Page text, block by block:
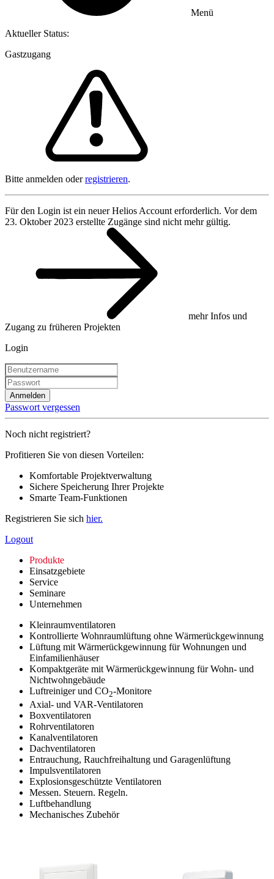
Menü
Aktueller Status:
Gastzugang
Bitte anmelden oderregistrieren.
Für den Login ist ein neuer Helios Account erforderlich. Vor dem
23. Oktober 2023 erstellte Zugänge sind nicht mehr gültig.
mehr Infos und
Zugang zu früheren Projekten
Login
Anmelden
Passwort vergessen
Noch nicht registriert?
Profitieren Sie von diesen Vorteilen:
Komfortable Projektverwaltung
Sichere Speicherung Ihrer Projekte
Smarte Team-Funktionen
Registrieren Sie sich hier.
Logout
Produkte
Einsatzgebiete
Service
Seminare
Unternehmen
Kleinraumventilatoren
Kontrollierte Wohnraumlüftung ohne Wärmerückgewinnung
Lüftung mit Wärmerückgewinnung für Wohnungen und
Einfamilienhäuser
Kompaktgeräte mit Wärmerückgewinnung für Wohn- und
Nichtwohngebäude
Luftreiniger und CO2-Monitore
Axial- und VAR-Ventilatoren
Boxventilatoren
Rohrventilatoren
Kanalventilatoren
Dachventilatoren
Entrauchung, Rauchfreihaltung und Garagenlüftung
Impulsventilatoren
Explosionsgeschützte Ventilatoren
Messen. Steuern. Regeln.
Luftbehandlung
Mechanisches Zubehör